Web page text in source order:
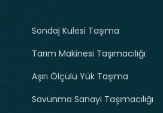
Sondaj Kulesi Taşıma
Tarım Makinesi Taşımacılığı
Aşırı Ölçülü Yük Taşıma
Savunma Sanayi Taşımacılığı